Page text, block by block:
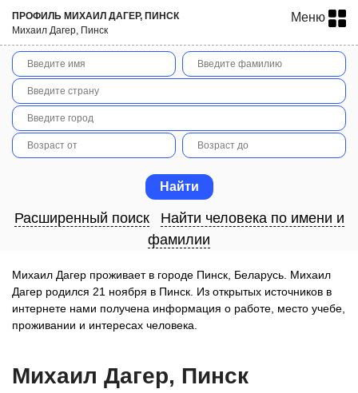
ПРОФИЛЬ МИХАИЛ ДАГЕР, ПИНСК
Михаил Дагер, Пинск
Меню
Расширенный поиск
Найти человека по имени и
фамилии
Михаил Дагер проживает в городе Пинск, Беларусь. Михаил
Дагер родился 21 ноября в Пинск. Из открытых источников в
интернете нами получена информация о работе, место учебе,
проживании и интересах человека.
Михаил Дагер, Пинск